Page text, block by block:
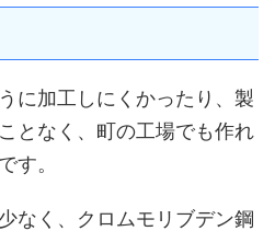
に加工しにくかったり、製
となく、町の工場でも作れ
す。
なく、クロムモリブデン鋼